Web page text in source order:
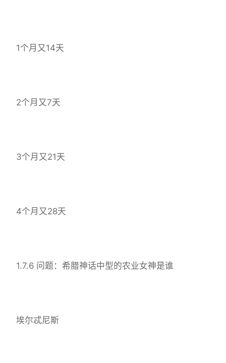
1个月又14天
2个月又7天
3个月又21天
4个月又28天
1.7.6 问题：希腊神话中型的农业女神是谁
埃尔忒尼斯